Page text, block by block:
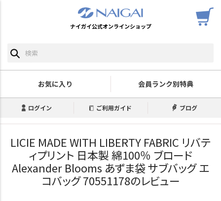
ナイガイ公式オンラインショップ
お気に入り 会員ランク別特典
ログイン ご利用ガイド ブログ
LICIE MADE WITH LIBERTY FABRIC リバテ
ィプリント 日本製 綿100％ ブロード
Alexander Blooms あずま袋 サブバッグ エ
コバッグ 70551178のレビュー